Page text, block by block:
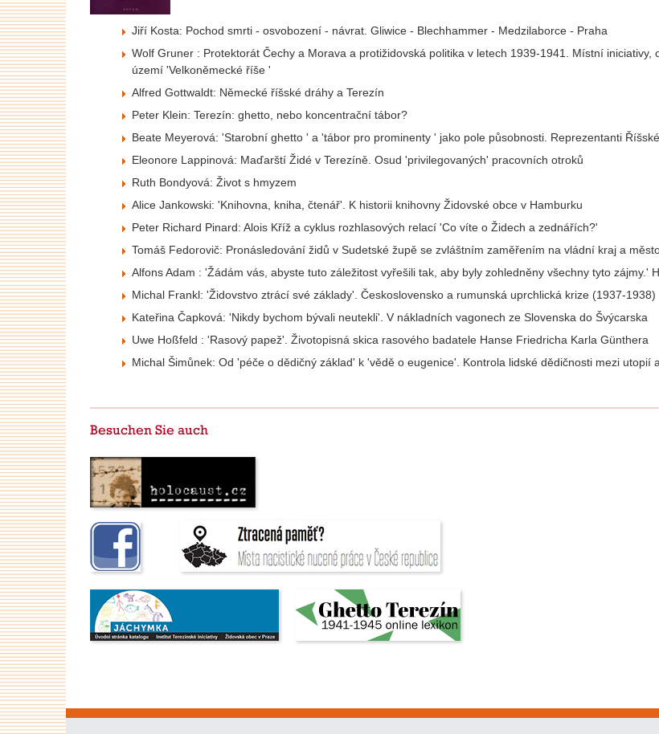
Jiří Kosta: Pochod smrti - osvobození - návrat. Gliwice - Blechhammer - Medzilaborce - Praha
Wolf Gruner : Protektorát Čechy a Morava a protižidovská politika v letech 1939-1941. Místní
území 'Velkoněmecké říše '
Alfred Gottwaldt: Německé říšské dráhy a Terezín
Peter Klein: Terezín: ghetto, nebo koncentrační tábor?
Beate Meyerová: 'Starobní ghetto ' a 'tábor pro prominenty ' jako pole působnosti. Reprezentanti
Eleonore Lappinová: Maďarští Židé v Terezíně. Osud 'privilegovaných' pracovních otroků
Ruth Bondyová: Život s hmyzem
Alice Jankowski: 'Knihovna, kniha, čtenář'. K historii knihovny Židovské obce v Hamburku
Peter Richard Pinard: Alois Kříž a cyklus rozhlasových relací 'Co víte o Židech a zednářích?'
Tomáš Fedorovič: Pronásledování židů v Sudetské župě se zvláštním zaměřením na vládní kraj a
Alfons Adam : 'Žádám vás, abyste tuto záležitost vyřešili tak, aby byly zohledněny všechny tyto zájmy.'
Michal Frankl: 'Židovstvo ztrácí své základy'. Československo a rumunská uprchlická krize (1937-1938)
Kateřina Čapková: 'Nikdy bychom bývali neutekli'. V nákladních vagonech ze Slovenska do Švýcarska
Uwe Hoßfeld : 'Rasový papež'. Životopisná skica rasového badatele Hanse Friedricha Karla Günthera
Michal Šimůnek: Od 'péče o dědičný základ' k 'vědě o eugenice'. Kontrola lidské dědičnosti mezi utopií
Besuchen Sie auch